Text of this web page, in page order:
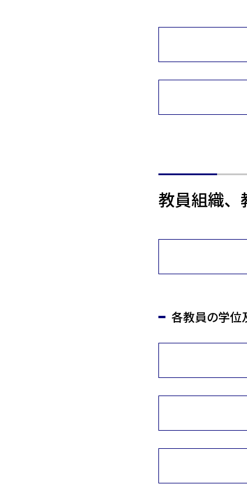
教員組織、
各教員の学位